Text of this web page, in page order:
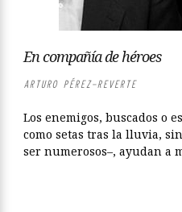
En compañía de héroes
ARTURO PÉREZ-REVERTE
Los enemigos, buscados o
como setas tras la lluvia,
ser numerosos–, ayudan a